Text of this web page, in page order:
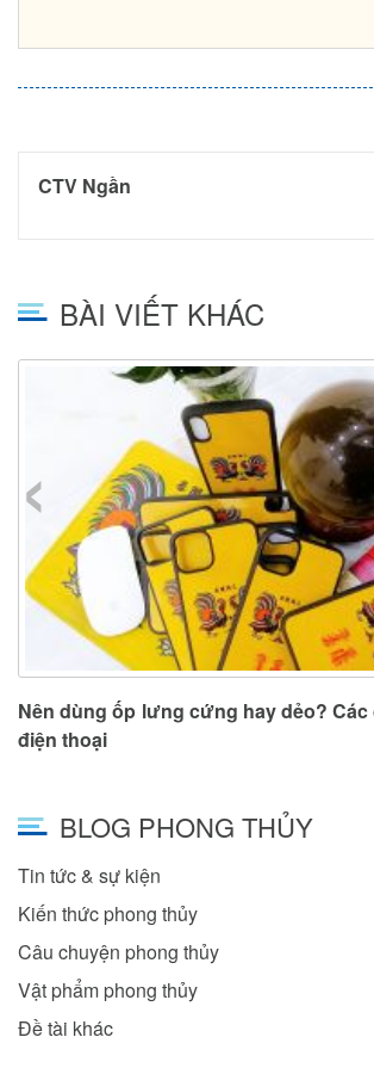
BLOG PHONG THỦY
Tin tức & sự kiện
Kiến thức phong thủy
Câu chuyện phong thủy
Vật phẩm phong thủy
Đề tài khác
CTV Ngần
BÀI VIẾT KHÁC
Nên dùng ốp lưng cứng hay dẻo? Các
điện thoại
‹